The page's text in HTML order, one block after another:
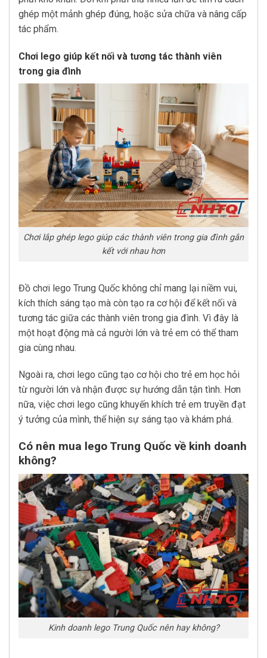
ghép một mảnh ghép đúng, hoặc sửa chữa và nâng cấp
tác phẩm.
Chơi lego giúp kết nối và tương tác thành viên
trong gia đình
Chơi lắp ghép lego giúp các thành viên trong gia đình gắn
kết với nhau hơn
Đồ chơi lego Trung Quốc không chỉ mang lại niềm vui,
kích thích sáng tạo mà còn tạo ra cơ hội để kết nối và
tương tác giữa các thành viên trong gia đình. Vì đây là
một hoạt động mà cả người lớn và trẻ em có thể tham
gia cùng nhau.
Ngoài ra, chơi lego cũng tạo cơ hội cho trẻ em học hỏi
từ người lớn và nhận được sự hướng dẫn tận tình. Hơn
nữa, việc chơi lego cũng khuyến khích trẻ em truyền đạt
ý tưởng của mình, thể hiện sự sáng tạo và khám phá.
Có nên mua lego Trung Quốc về kinh doanh
không?
Kinh doanh lego Trung Quốc nên hay không?